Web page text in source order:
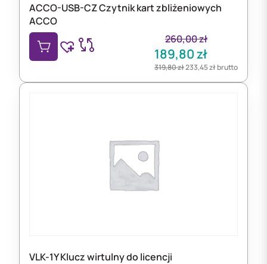
ACCO-USB-CZ Czytnik kart zbliżeniowych
ACCO
260,00zł
189,80 zł
319,80zł233,45złbrutto
VLK-1Y Klucz wirtulny do licencji